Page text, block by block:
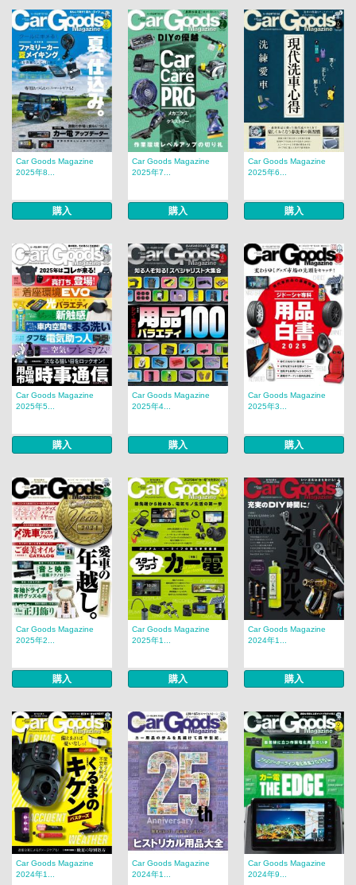
Car Goods Magazine
2025年8...
購入
Car Goods Magazine
2025年7...
購入
Car Goods Magazine
2025年6...
購入
Car Goods Magazine
2025年5...
購入
Car Goods Magazine
2025年4...
購入
Car Goods Magazine
2025年3...
購入
Car Goods Magazine
2025年2...
購入
Car Goods Magazine
2025年1...
購入
Car Goods Magazine
2024年1...
購入
Car Goods Magazine
2024年1...
Car Goods Magazine
2024年1...
Car Goods Magazine
2024年9...